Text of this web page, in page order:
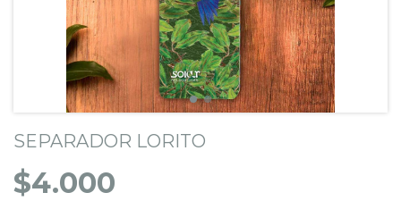
SEPARADOR LORITO
$4.000